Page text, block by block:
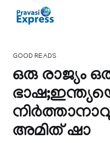
GOOD READS
ഒരു രാജ്യം
അമിത് ഷാ